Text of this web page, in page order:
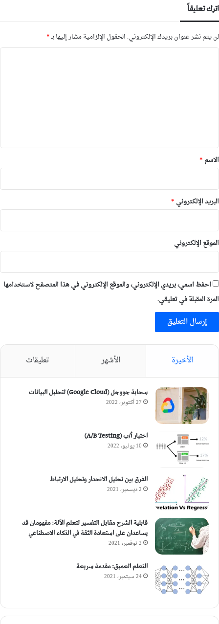
اترك تعليقاً
لن يتم نشر عنوان بريدك الإلكتروني. الحقول الإلزامية مشار إليها بـ*
*
الاسم *
البريد الإلكتروني *
الموقع الإلكتروني
احفظ اسمي، بريدي الإلكتروني، والموقع الإلكتروني في هذا المتصفح لاستخدامها
المرة المقبلة في تعليقي.
الأخيرة الأشهر تعليقات
سحابة جووجل (Google Cloud) لتحليل البيانات
27 أكتوبر، 2022
اختبار أ/ب (A/B Testing)
10 يونيو، 2022
الفرق بين تحليل الانحدار وتحليل الارتباط
2 ديسمبر، 2021
قابلية الشرح مقابل التفسير لتعلم الآلة: مفهومان قد
يساعدان على استعادة الثقة في الذكاء الاصطناعي
2 نوفمبر، 2021
التعلم العميق: مقدمة سريعة
24 سبتمبر، 2021